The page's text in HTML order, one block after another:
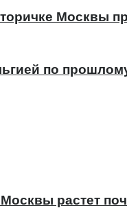
Москвы
по
растет